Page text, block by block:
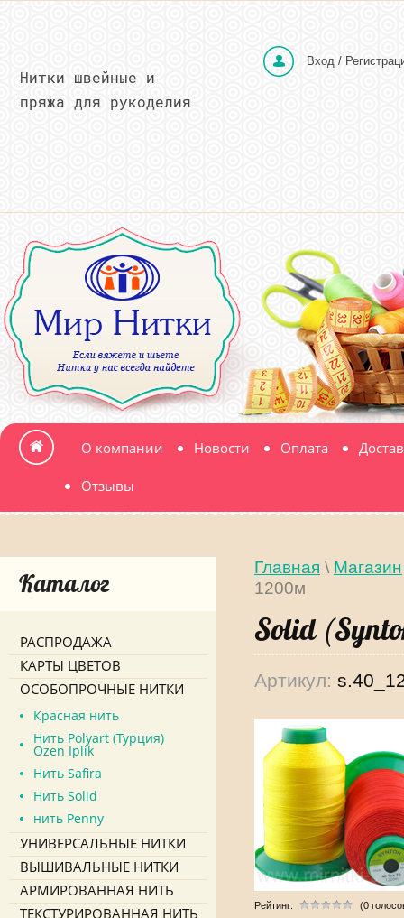
Вход /
Нитки швейные и
пряжа для рукоделия
О компании Новости Оплата
Отзывы
Главная \ Магазин
1200м
Solid
Артикул:
Рейтинг: (0
Каталог
РАСПРОДАЖА
КАРТЫ ЦВЕТОВ
ОСОБОПРОЧНЫЕ НИТКИ
Красная нить
Нить Polyart (Турция)
Ozen Iplik
Нить Safira
Нить Solid
нить Penny
УНИВЕРСАЛЬНЫЕ НИТКИ
ВЫШИВАЛЬНЫЕ НИТКИ
АРМИРОВАННАЯ НИТЬ
ТЕКСТУРИРОВАННАЯ НИТЬ